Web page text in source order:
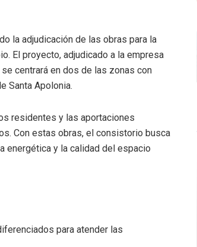
la adjudicación de las obras para la
. El proyecto, adjudicado a la empresa
se centrará en dos de las zonas con
Santa Apolonia.
residentes y las aportaciones
. Con estas obras, el consistorio busca
energética y la calidad del espacio
para atender las